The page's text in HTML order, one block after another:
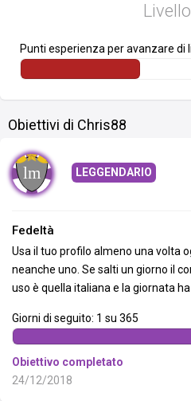
Livello
Punti esperienza per avanzare di
Obiettivi di Chris88
LEGGENDARIO
Fedeltà
Usa il tuo profilo almeno una volta
neanche uno. Se salti un giorno il
uso è quella italiana e la giornata
Giorni di seguito: 1 su 365
Obiettivo completato
24/12/2018